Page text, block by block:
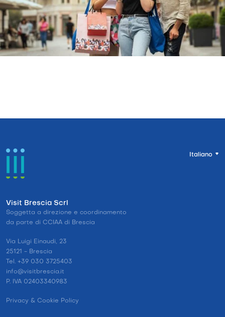
Italiano
Visit Brescia Scrl
Soggetta a direzione e coordinamento
da parte di CCIAA di Brescia
Via Luigi Einaudi, 23
25121 - Brescia
Tel. +39 030 3725403
info@visitbrescia.it
P. IVA 02403340983
Privacy & Cookie Policy